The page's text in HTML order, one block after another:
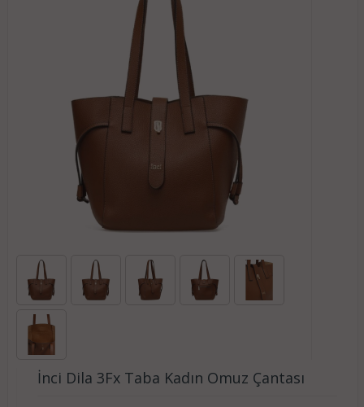
İnci Dila 3Fx Taba Kadın Omuz Çantası